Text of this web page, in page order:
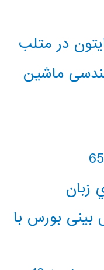
در متلب
ماشین
زبان
بورس با